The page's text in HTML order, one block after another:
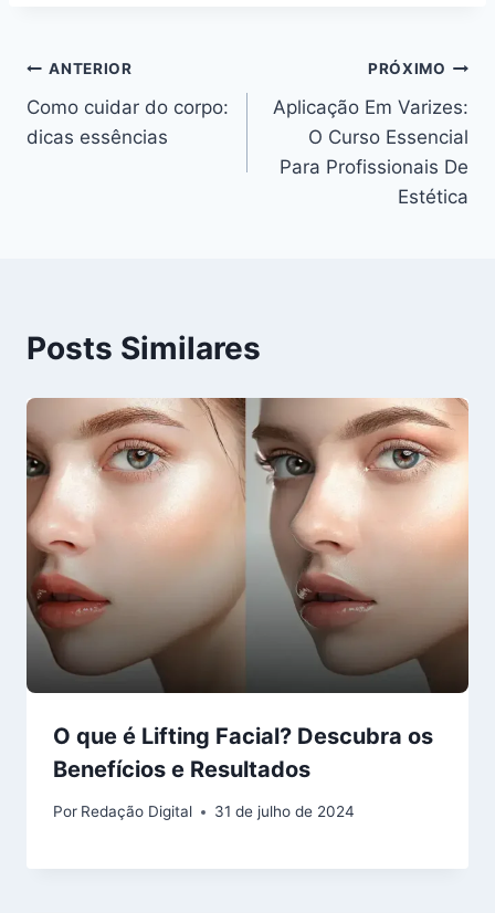
Navegação
de
ANTERIOR
Como cuidar do corpo:
dicas essências
PRÓXIMO
Aplicação Em Varizes:
O Curso Essencial
Para Profissionais De
Estética
Posts Similares
O que é Lifting Facial? Descubra os
Benefícios e Resultados
Por Redação Digital 31 de julho de 2024